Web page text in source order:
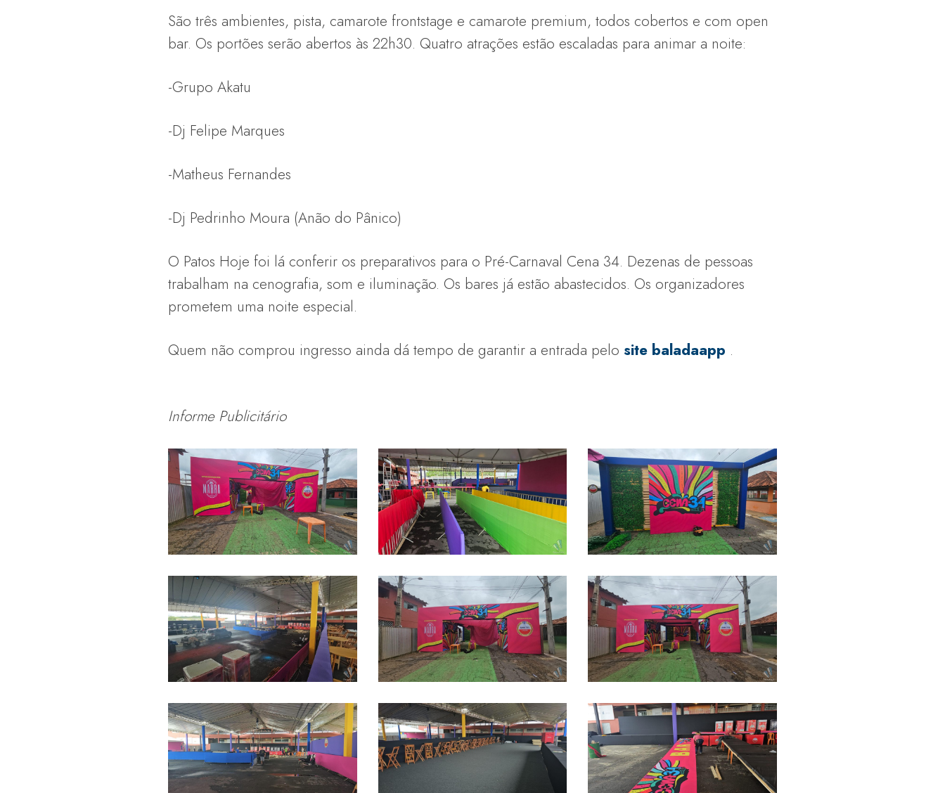
São três ambientes, pista, camarote frontstage e camarote premium, todos cobertos e com open
bar. Os portões serão abertos às 22h30. Quatro atrações estão escaladas para animar a noite:
-Grupo Akatu
-Dj Felipe Marques
-Matheus Fernandes
-Dj Pedrinho Moura (Anão do Pânico)
O Patos Hoje foi lá conferir os preparativos para o Pré-Carnaval Cena 34. Dezenas de pessoas
trabalham na cenografia, som e iluminação. Os bares já estão abastecidos. Os organizadores
prometem uma noite especial.
Quem não comprou ingresso ainda dá tempo de garantir a entrada pelo site baladaapp .
Informe Publicitário